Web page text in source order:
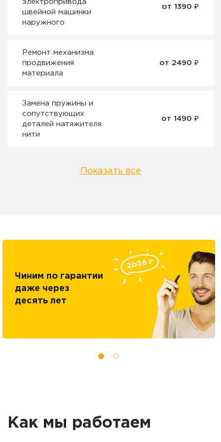
электропривода
швейной машинки
наружного
от 1390 ₽
Ремонт механизма
продвижения
материала
от 2490 ₽
Замена пружины и
сопутствующих
деталей натяжителя
нити
от 1490 ₽
Показать все
Чиним по гарантии
даже через
десять лет
Как мы работаем